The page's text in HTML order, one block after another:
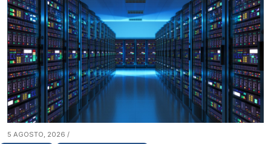
5 AGOSTO, 2026 /